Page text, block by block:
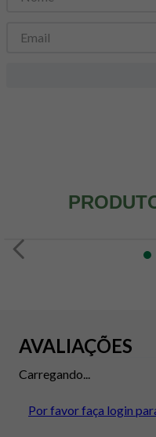
AVALIAÇÕES
Carregando...
Por favor faça login
8º snack proteico mundo
9 psyllium